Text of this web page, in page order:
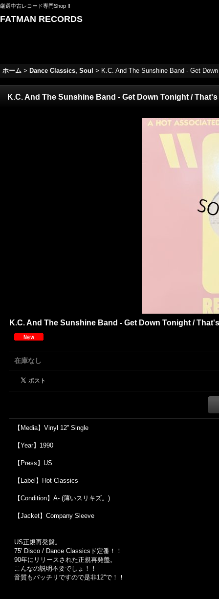
厳選中古レコード専門Shop !!
FATMAN RECORDS
ホーム > Dance Classics, Soul > K.C. And The Sunshine Band - Get
K.C. And The Sunshine Band - Get Down Tonight / That's
K.C. And The Sunshine Band - Get Down Tonight /
在庫なし
【Media】Vinyl 12'' Single
【Year】1990
【Press】US
【Label】Hot Classics
【Condition】A- (薄いスリキズ。)
【Jacket】Company Sleeve
US正規再発盤。
75' Disco / Dance Classicsド定番！！
90年にリリースされた正規再発盤。
こんなの説明不要でしょ！！
音質もバッチリですので是非12''で！！